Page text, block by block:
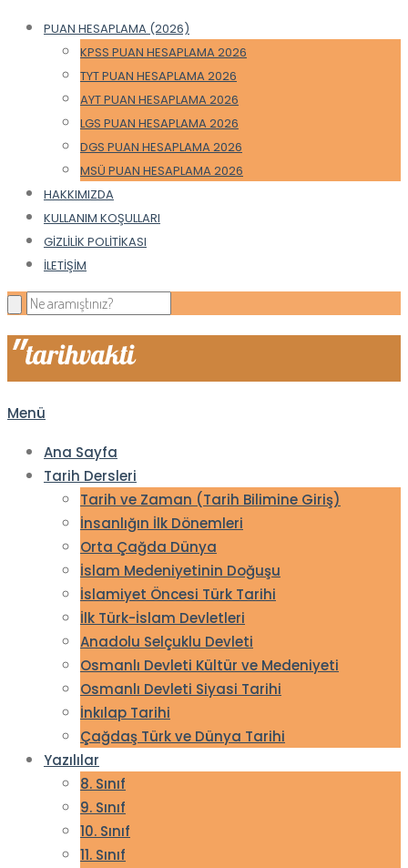
PUAN HESAPLAMA (2026)
KPSS PUAN HESAPLAMA 2026
TYT PUAN HESAPLAMA 2026
AYT PUAN HESAPLAMA 2026
LGS PUAN HESAPLAMA 2026
DGS PUAN HESAPLAMA 2026
MSÜ PUAN HESAPLAMA 2026
HAKKIMIZDA
KULLANIM KOŞULLARI
GIZLILIK POLITIKASI
İLETIŞIM
Menü
Ana Sayfa
Tarih Dersleri
Tarih ve Zaman (Tarih Bilimine Giriş)
İnsanlığın İlk Dönemleri
Orta Çağda Dünya
İslam Medeniyetinin Doğuşu
İslamiyet Öncesi Türk Tarihi
İlk Türk-İslam Devletleri
Anadolu Selçuklu Devleti
Osmanlı Devleti Kültür ve Medeniyeti
Osmanlı Devleti Siyasi Tarihi
İnkılap Tarihi
Çağdaş Türk ve Dünya Tarihi
Yazılılar
8. Sınıf
9. Sınıf
10. Sınıf
11. Sınıf